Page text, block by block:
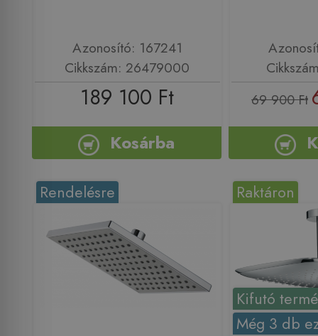
Azonosító: 167241
Cikkszám: 26479000
189 100 Ft
Kosárba
69 900 Ft
Rendelésre
Kifutó
Még 3 db
Raktáron